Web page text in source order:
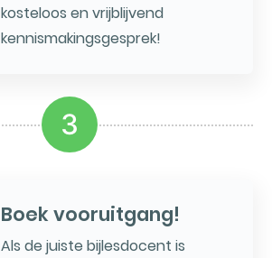
kosteloos en vrijblijvend
kennismakingsgesprek!
3
Boek vooruitgang!
Als de juiste bijlesdocent is